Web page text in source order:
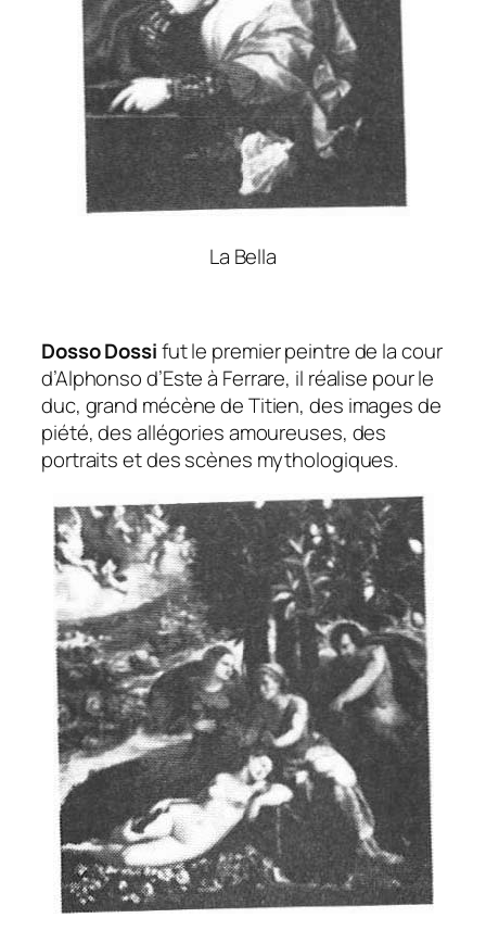
La Bella
Dosso Dossifut le premier peintre de la cour
d’Alphonso d’Este à Ferrare, il réalise pour le
duc, grand mécène de Titien, des images de
piété, des allégories amoureuses, des
portraits et des scènes mythologiques.